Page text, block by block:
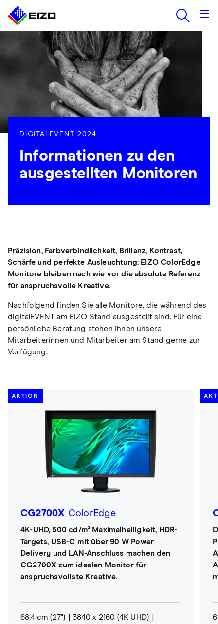
DIGITALEVENT 2024
Informationen zu den
ausgestellten Monitoren
Präzision, Farbverbindlichkeit, Brillanz, Kontrast,
Schärfe und perfekte Ausleuchtung: EIZO ColorEdge
Monitore bleiben nach wie vor die absolute Referenz
für anspruchsvolle Kreative.
Nachfolgend finden Sie alle Monitore, die während des
digitalEVENT am EIZO Stand ausgestellt sind. Für eine
persönliche Beratung stehen Ihnen unsere
Mitarbeiterinnen und Mitarbeiter am Stand gerne zur
Verfügung.
AKTION
CG2700X ColorEdge
4K-UHD, 500 cd/m² Maximalhelligkeit, HDR-
Targets, USB-C mit über 90 W Power
Delivery und LAN-Anschluss machen den
CG2700X zum idealen Monitor für
anspruchsvollste Kreative.
68,4 cm (27")
3840 x 2160 (4K UHD)